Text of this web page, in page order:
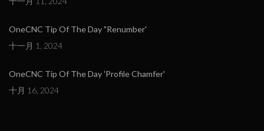
OneCNC Tip Of The Day "Renumber'
十一月 1, 2024
OneCNC Tip Of The Day 'Profile Chamfer'
十月 16, 2024